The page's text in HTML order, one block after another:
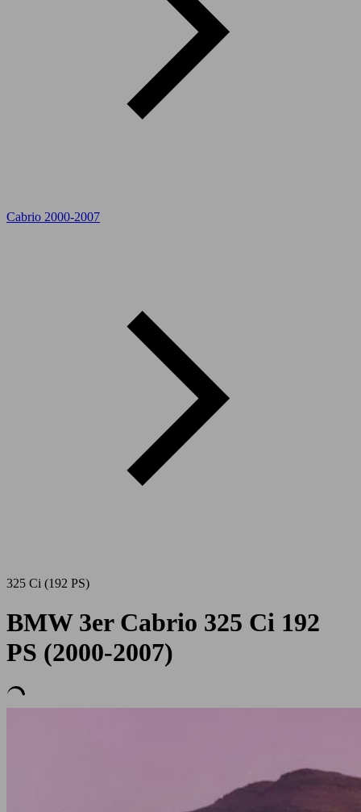
Cabrio 2000-2007
325 Ci (192 PS)
BMW 3er Cabrio 325 Ci 192
PS (2000-2007)